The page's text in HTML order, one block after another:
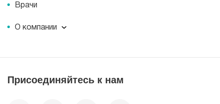
Врачи
О компании
Миссия
Корпоративная социальная ответственность
Присоединяйтесь к нам